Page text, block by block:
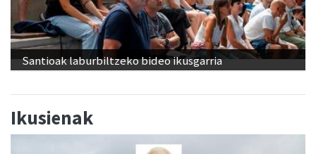
Santioak laburbiltzeko bideo ikusgarria
Ikusienak